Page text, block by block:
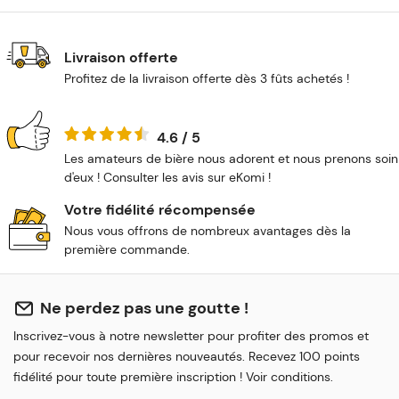
Livraison offerte
Profitez de la livraison offerte dès 3 fûts achetés !
4.6 / 5
Les amateurs de bière nous adorent et nous prenons soin
d'eux ! Consulter les avis sur eKomi !
Votre fidélité récompensée
Nous vous offrons de nombreux avantages dès la
première commande.
Ne perdez pas une goutte !
Inscrivez-vous à notre newsletter pour profiter des promos et
pour recevoir nos dernières nouveautés. Recevez 100 points
fidélité pour toute première inscription ! Voir conditions.